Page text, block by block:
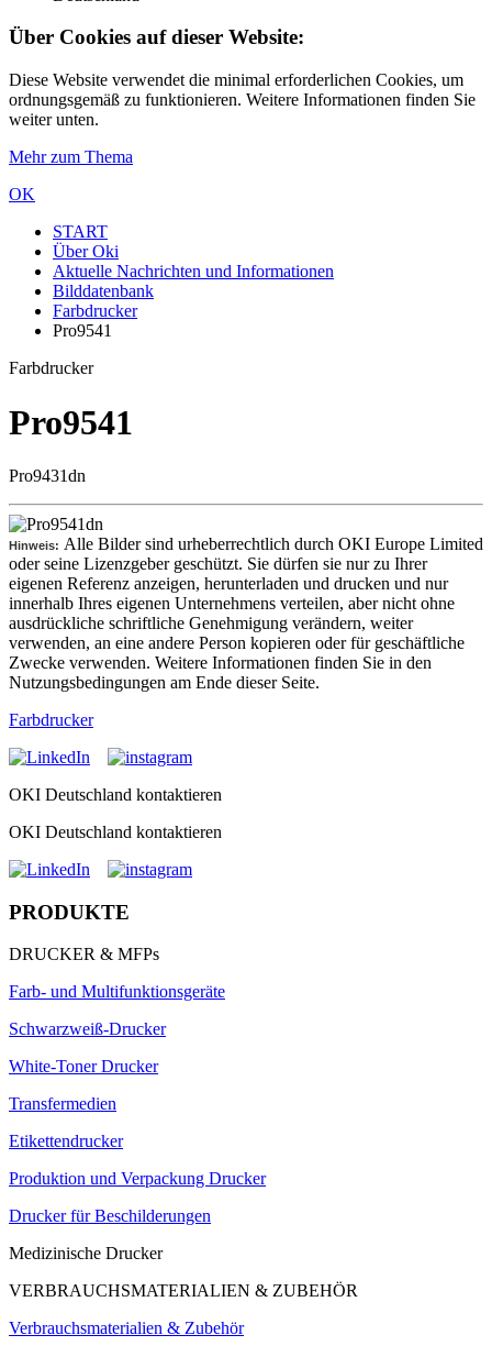
Über Cookies auf dieser Website:
Diese Website verwendet die minimal erforderlichen Cookies, um
ordnungsgemäß zu funktionieren. Weitere Informationen finden Sie
weiter unten.
Mehr zum Thema
OK
START
Über Oki
Aktuelle Nachrichten und Informationen
Bilddatenbank
Farbdrucker
Pro9541
Farbdrucker
Pro9541
Pro9431dn
Hinweis: Alle Bilder sind urheberrechtlich durch OKI Europe Limited
oder seine Lizenzgeber geschützt. Sie dürfen sie nur zu Ihrer
eigenen Referenz anzeigen, herunterladen und drucken und nur
innerhalb Ihres eigenen Unternehmens verteilen, aber nicht ohne
ausdrückliche schriftliche Genehmigung verändern, weiter
verwenden, an eine andere Person kopieren oder für geschäftliche
Zwecke verwenden. Weitere Informationen finden Sie in den
Nutzungsbedingungen am Ende dieser Seite.
Farbdrucker
OKI Deutschland kontaktieren
OKI Deutschland kontaktieren
PRODUKTE
DRUCKER & MFPs
Farb- und Multifunktionsgeräte
Schwarzweiß-Drucker
White-Toner Drucker
Transfermedien
Etikettendrucker
Produktion und Verpackung Drucker
Drucker für Beschilderungen
Medizinische Drucker
VERBRAUCHSMATERIALIEN & ZUBEHÖR
Verbrauchsmaterialien & Zubehör